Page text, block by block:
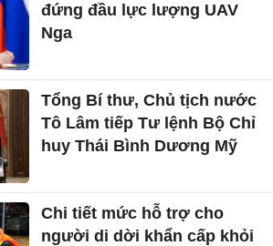
đứng đầu lực lượng UAV
Nga
Tổng Bí thư, Chủ tịch nước
Tô Lâm tiếp Tư lệnh Bộ Chỉ
huy Thái Bình Dương Mỹ
Chi tiết mức hỗ trợ cho
người di dời khẩn cấp khỏi